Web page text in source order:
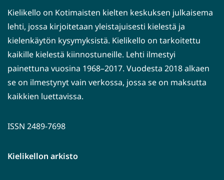
Kielikello on Kotimaisten kielten keskuksen julkaisema
lehti, jossa kirjoitetaan yleistajuisesti kielestä ja
kielenkäytön kysymyksistä. Kielikello on tarkoitettu
kaikille kielestä kiinnostuneille. Lehti ilmestyi
painettuna vuosina 1968–2017. Vuodesta 2018 alkaen
se on ilmestynyt vain verkossa, jossa se on maksutta
kaikkien luettavissa.
ISSN 2489-7698
Kielikellon arkisto